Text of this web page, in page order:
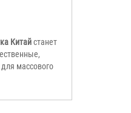
Китайстанет
массового